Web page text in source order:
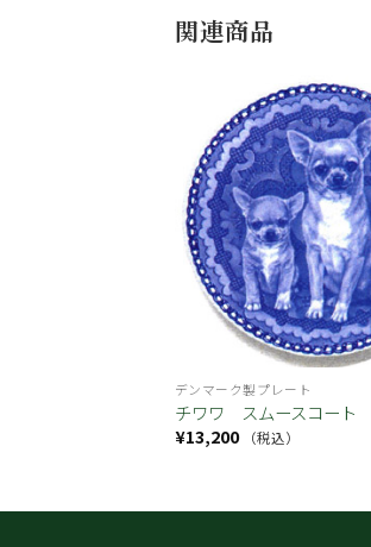
関連商品
デンマーク製プレート
チワワ スムースコート
¥13,200 （税込）